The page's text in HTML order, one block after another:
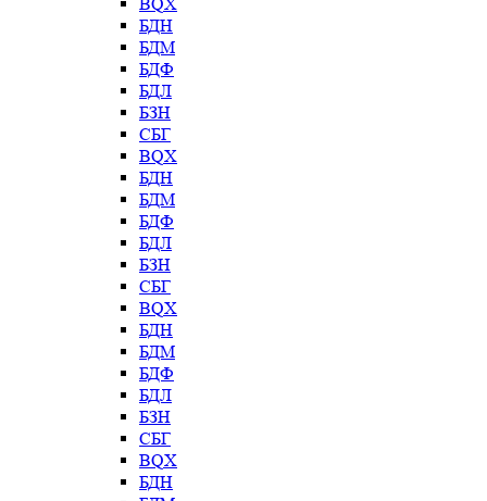
БДН
БДМ
БДФ
БДЛ
БЗН
СБГ
BQX
БДН
БДМ
БДФ
БДЛ
БЗН
СБГ
BQX
БДН
БДМ
БДФ
БДЛ
БЗН
СБГ
BQX
БДН